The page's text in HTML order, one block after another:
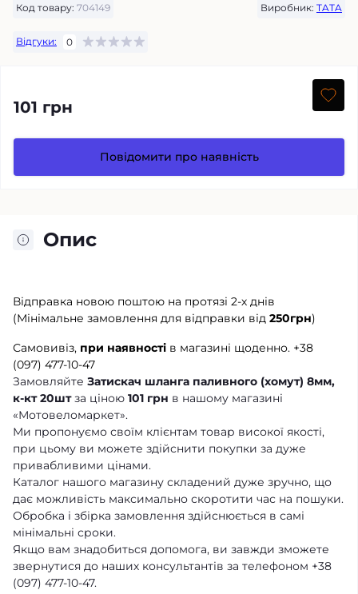
Код товару: 704149 Виробник: TATA
Відгуки: 0
101 грн
Повідомити про наявність
Опис
Відправка новою поштою на протязі 2-х днів
(Мінімальне замовлення для відправки від 250грн)
Самовивіз, при наявності в магазині щоденно. +38
(097) 477-10-47
Замовляйте Затискач шланга паливного (хомут) 8мм,
к-кт 20штза ціною 101 грн в нашому магазині
«Мотовеломаркет».
Ми пропонуємо своїм клієнтам товар високої якості,
при цьому ви можете здійснити покупки за дуже
привабливими цінами.
Каталог нашого магазину складений дуже зручно, що
дає можливість максимально скоротити час на пошуки.
Обробка і збірка замовлення здійснюється в самі
мінімальні сроки.
Якщо вам знадобиться допомога, ви завжди зможете
звернутися до наших консультантів за телефоном +38
(097) 477-10-47.